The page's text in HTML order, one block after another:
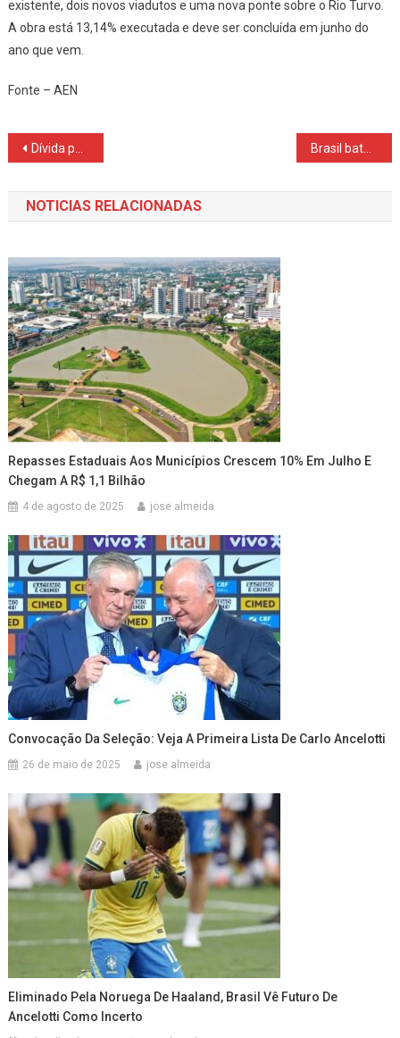
existente, dois novos viadutos e uma nova ponte sobre o Rio Turvo.
A obra está 13,14% executada e deve ser concluída em junho do
ano que vem.
Fonte – AEN
Navegação
de
Post
Dívida pública pode alcançar até R$ 10,3 trilhões em 2026 Brasil bate Argentina e conquista 12º título na Copa América de Futsal
NOTICIAS RELACIONADAS
Repasses Estaduais Aos Municípios Crescem 10% Em Julho E
Chegam A R$ 1,1 Bilhão
4 de agosto de 2025 jose almeida
Convocação Da Seleção: Veja A Primeira Lista De Carlo Ancelotti
26 de maio de 2025 jose almeida
Eliminado Pela Noruega De Haaland, Brasil Vê Futuro De
Ancelotti Como Incerto